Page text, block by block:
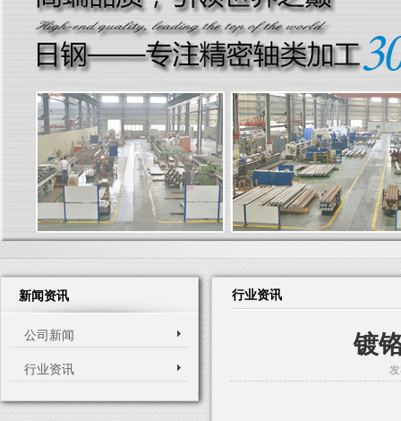
新闻资讯
公司新闻
行业资讯
行业资讯
镀